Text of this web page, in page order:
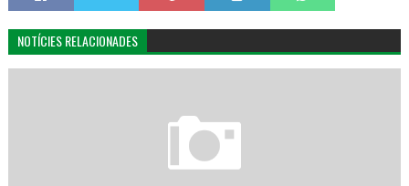
NOTÍCIES RELACIONADES